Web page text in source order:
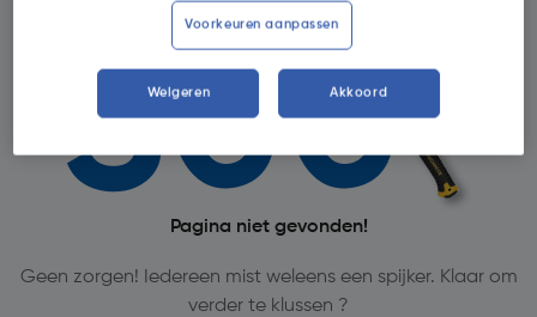
Oops!
Pagina niet gevonden!
Geen zorgen! Iedereen mist weleens een spijker. Klaar om
verder te klussen ?
Voorkeuren aanpassen
Weigeren Akkoord